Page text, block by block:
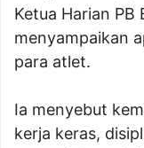
Ketua Harian PB
menyampaikan
para atlet.
Ia menyebut
kerja keras,